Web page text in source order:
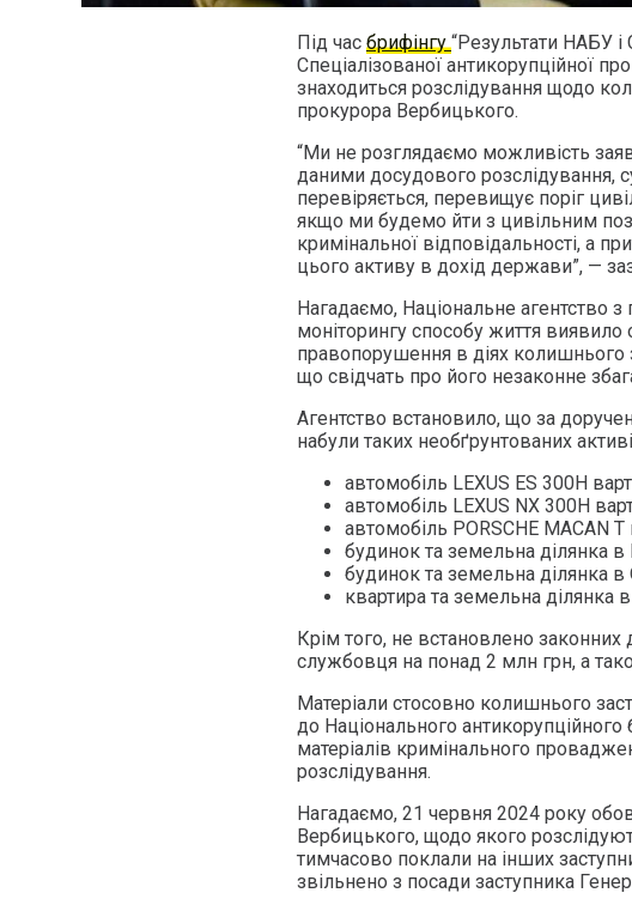
Під час брифінгу“Результати НАБУ і
Спеціалізованої антикорупційної
знаходиться розслідування щодо
прокурора Вербицького.
“Ми не розглядаємо можливість
даними досудового розслідування,
перевіряється, перевищує поріг
якщо ми будемо йти з цивільним
кримінальної відповідальності, а
цього активу в дохід держави”, —
Нагадаємо, Національне агентство з
моніторингу способу життя виявило
правопорушення в діях колишнього
що свідчать про його незаконне
Агентство встановило, що за
набули таких необґрунтованих
автомобіль LEXUS ES 300H
автомобіль LEXUS NX 300H
автомобіль PORSCHE MACAN
будинок та земельна ділянка в
будинок та земельна ділянка в
квартира та земельна ділянка
Крім того, не встановлено
службовця на понад 2 млн грн, а
Матеріали стосовно колишнього
до Національного
матеріалів кримінального
розслідування.
Нагадаємо, 21 червня 2024 року
Вербицького, щодо якого
тимчасово поклали на інших
звільнено з посади заступника